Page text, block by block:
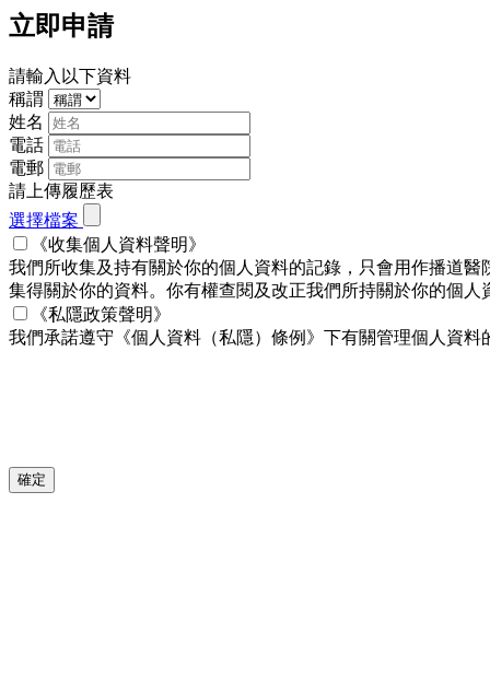
立即申請
請輸入以下資料
稱謂
姓名
電話
電郵
請上傳履歷表
選擇檔案
《收集個人資料聲明》
我們所收集及持有關於你的個人資料的記錄，只會用作播道
集得關於你的資料。你有權查閱及改正我們所持關於你的個
《私隱政策聲明》
我們承諾遵守《個人資料（私隱）條例》下有關管理個人資
確定